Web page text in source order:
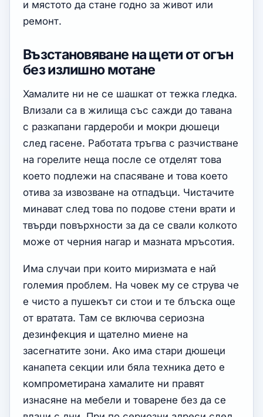
и мястото да стане годно за живот или
ремонт.
Възстановяване на щети от огън
без излишно мотане
Хамалите ни не се шашкат от тежка гледка.
Влизали са в жилища със сажди до тавана
с разкапани гардероби и мокри дюшеци
след гасене. Работата тръгва с разчистване
на горелите неща после се отделят това
което подлежи на спасяване и това което
отива за извозване на отпадъци. Чистачите
минават след това по подове стени врати и
твърди повърхности за да се свали колкото
може от черния нагар и мазната мръсотия.
Има случаи при които миризмата е най
големия проблем. На човек му се струва че
е чисто а пушекът си стои и те блъска още
от вратата. Там се включва сериозна
дезинфекция и щателно миене на
засегнатите зони. Ако има стари дюшеци
канапета секции или бяла техника дето е
компрометирана хамалите ни правят
изнасяне на мебели и товарене без да се